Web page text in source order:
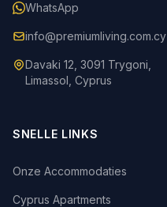
WhatsApp
info@premiumliving.com.cy
Davaki 12, 3091 Trygoni,
Limassol, Cyprus
SNELLE LINKS
Onze Accommodaties
Cyprus Apartments